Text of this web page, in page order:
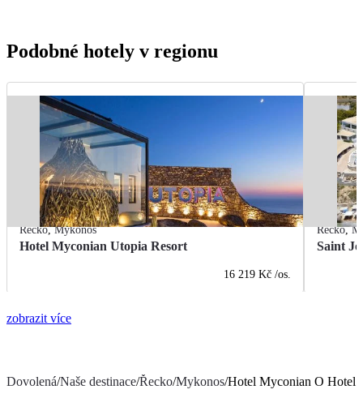
Podobné hotely v regionu
Řecko,Mykonos
Hotel Myconian Utopia Resort
16 219 Kč /os.
Řecko,
Saint
zobrazit více
Dovolená/Naše destinace/Řecko/Mykonos/Hotel Myconian O Hotel